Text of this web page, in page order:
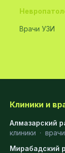
Врачи УЗИ
Клиники и
Алмазарский
клиники · врачи
Мирабадский